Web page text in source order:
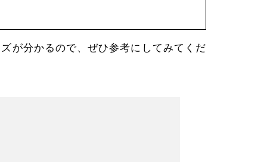
が分かるので、ぜひ参考にしてみてくだ